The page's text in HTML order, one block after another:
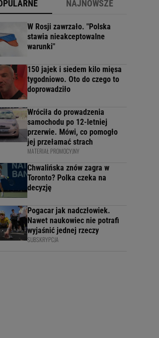
NAJNOWSZE
W Rosji zawrzało. "Polska
stawia nieakceptowalne
warunki"
150 jajek i siedem kilo mięsa
tygodniowo. Oto do czego to
doprowadziło
Wróciła do prowadzenia
samochodu po 12-letniej
przerwie. Mówi, co pomogło
jej przełamać strach
MATERIAŁ PROMOCYJNY
Chwalińska znów zagra w
Toronto? Polka czeka na
decyzję
Pogacar jak nadczłowiek.
Nawet naukowiec nie potrafi
wyjaśnić jednej rzeczy
SUBSKRYPCJA